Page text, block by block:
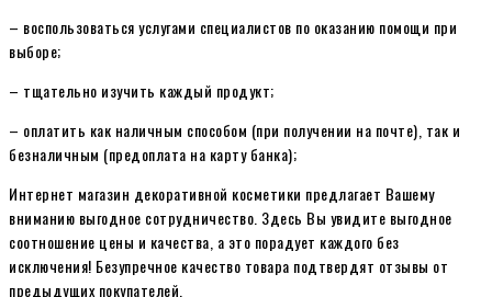
– воспользоваться услугами специалистов по оказанию помощи при
выборе;
– тщательно изучить каждый продукт;
– оплатить как наличным способом (при получении на почте), так и
безналичным (предоплата на карту банка);
Интернет магазин декоративной косметики предлагает Вашему
вниманию выгодное сотрудничество. Здесь Вы увидите выгодное
соотношение цены и качества, а это порадует каждого без
исключения! Безупречное качество товара подтвердят отзывы от
предыдущих покупателей.